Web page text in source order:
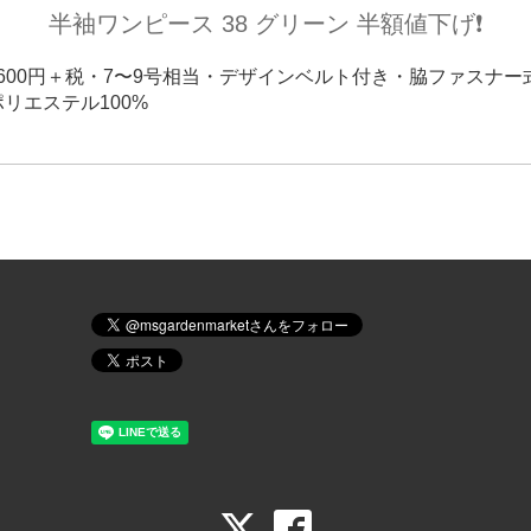
半袖ワンピース 38 グリーン 半額値下げ❗️
円＋税・7〜9号相当・デザインベルト付き・脇ファスナー
リエステル100%